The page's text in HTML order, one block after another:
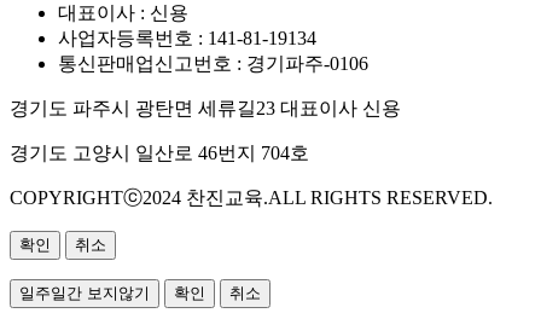
대표이사 : 신용
사업자등록번호 : 141-81-19134
통신판매업신고번호 : 경기파주-0106
경기도 파주시 광탄면 세류길23 대표이사 신용
경기도 고양시 일산로 46번지 704호
COPYRIGHTⓒ2024 찬진교육.ALL RIGHTS RESERVED.
확인 취소
일주일간 보지않기 확인 취소